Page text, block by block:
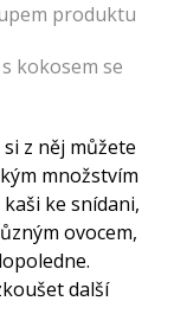
produktu
kokosem se
z něj můžete
množstvím
ke snídani,
ovocem,
další